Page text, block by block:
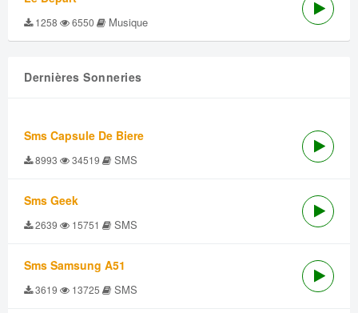
1258 6550 Musique
Dernières Sonneries
Sms Capsule De Biere
8993 34519 SMS
Sms Geek
2639 15751 SMS
Sms Samsung A51
3619 13725 SMS